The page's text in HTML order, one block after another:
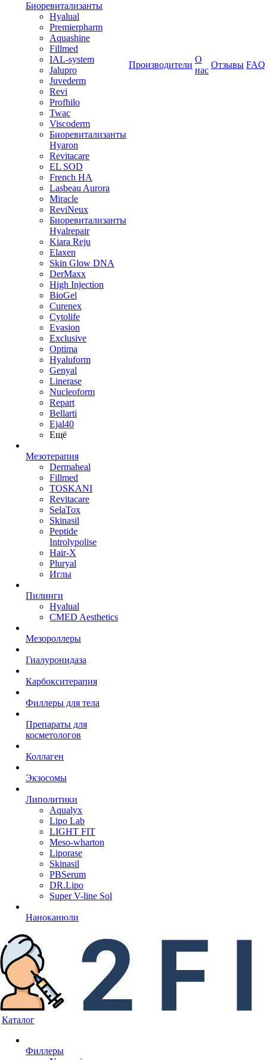
Биоревитализанты
Hyalual
Premierpharm
Aquashine
Fillmed
IAL-system
Jalupro
Juvederm
Revi
Profhilo
Twac
Viscoderm
Биоревитализанты
Hyaron
Revitacare
EL SOD
French HA
Lasbeau Aurora
Miracle
ReviNeux
Биоревитализанты
Hyalrepair
Kiara Reju
Elaxen
Skin Glow DNA
DerMaxx
High Injection
BioGel
Curenex
Cytolife
Evasion
Exclusive
Optima
Hyaluform
Genyal
Linerase
Nucleoform
Repart
Bellarti
Ejal40
Ещё
Мезотерапия
Dermaheal
Fillmed
TOSKANI
Revitacare
SelaTox
Skinasil
Peptide
Introlypolise
Hair-X
Pluryal
Иглы
Пилинги
Hyalual
CMED Aesthetics
Мезороллеры
Гиалуронидаза
Карбокситерапия
Филлеры для тела
Препараты для
косметологов
Коллаген
Экзосомы
Липолитики
Aqualyx
Lipo Lab
LIGHT FIT
Meso-wharton
Liporase
Skinasil
PBSerum
DR.Lipo
Super V-line Sol
Наноканюли
Производители
О
нас
Отзывы FAQ
Каталог
Филлеры